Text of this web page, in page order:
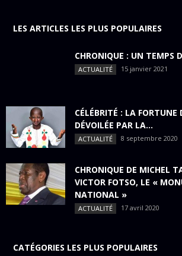
LES ARTICLES LES PLUS POPULAIRES
CHRONIQUE : UN TEMPS
ACTUALITÉ 15 janvier 2021
CÉLÉBRITÉ : LA FORTUNE
DÉVOILÉE PAR LA...
ACTUALITÉ 8 septembre 2020
CHRONIQUE DE MICHEL
VICTOR FOTSO, LE «
NATIONAL »
ACTUALITÉ 17 avril 2020
CATÉGORIES LES PLUS POPULAIRES